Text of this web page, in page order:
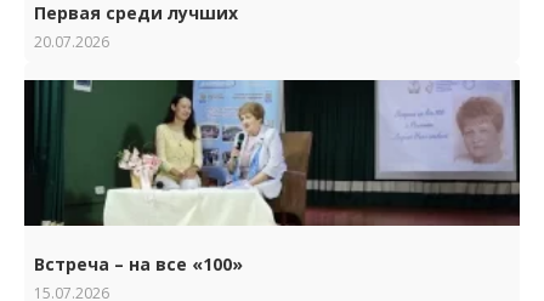
Первая среди лучших
20.07.2026
Встреча – на все «100»
15.07.2026